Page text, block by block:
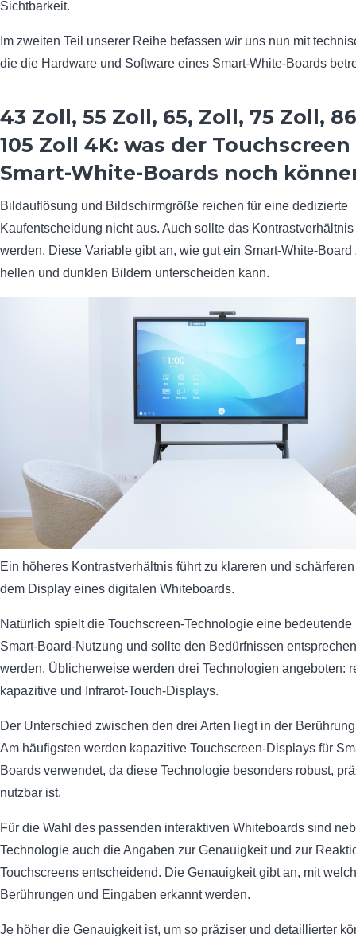
Sichtbarkeit.
Im zweiten Teil unserer Reihe befassen wir uns nun mit
die die Hardware und Software eines Smart-White-Boards
43 Zoll, 55 Zoll, 65, Zoll, 75 Zoll,
105 Zoll 4K: was der
Smart-White-Boards noch
Bildauflösung und Bildschirmgröße reichen für eine dedizierte
Kaufentscheidung nicht aus. Auch sollte das
werden. Diese Variable gibt an, wie gut ein Smart-White-
hellen und dunklen Bildern unterscheiden kann.
Ein höheres Kontrastverhältnis führt zu klareren und
dem Display eines digitalen Whiteboards.
Natürlich spielt die Touchscreen-Technologie eine
Smart-Board-Nutzung und sollte den Bedürfnissen
werden. Üblicherweise werden drei Technologien angeboten:
kapazitive und Infrarot-Touch-Displays.
Der Unterschied zwischen den drei Arten liegt in der
Am häufigsten werden kapazitive Touchscreen-Displays für
Boards verwendet, da diese Technologie besonders robust,
nutzbar ist.
Für die Wahl des passenden interaktiven Whiteboards sind
Technologie auch die Angaben zur Genauigkeit und zur
Touchscreens entscheidend. Die Genauigkeit gibt an, mit
Berührungen und Eingaben erkannt werden.
Je höher die Genauigkeit ist, um so präziser und detaillierter